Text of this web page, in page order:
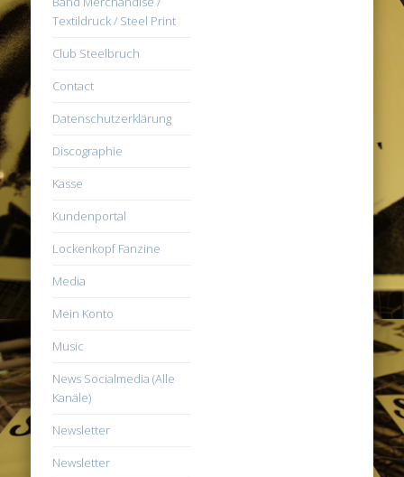
Textildruck / Steel Print
Club Steelbruch
Contact
Datenschutzerklärung
Discographie
Kasse
Kundenportal
Lockenkopf Fanzine
Media
Mein Konto
Music
News Socialmedia (Alle
Kanäle)
Newsletter
Newsletter